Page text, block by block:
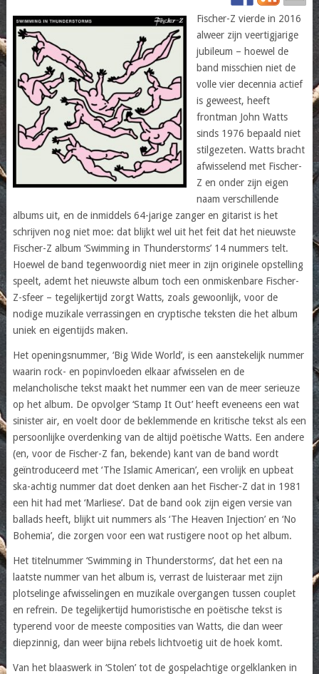
Fischer-Z vierde in 2016
alweer zijn veertigjarige
jubileum – hoewel de
band misschien niet de
volle vier decennia actief
is geweest, heeft
frontman John Watts
sinds 1976 bepaald niet
stilgezeten. Watts bracht
afwisselend met Fischer-
Z en onder zijn eigen
naam verschillende
albums uit, en de inmiddels 64-jarige zanger en gitarist is het
schrijven nog niet moe: dat blijkt wel uit het feit dat het nieuwste
Fischer-Z album ‘Swimming in Thunderstorms’ 14 nummers telt.
Hoewel de band tegenwoordig niet meer in zijn originele opstelling
speelt, ademt het nieuwste album toch een onmiskenbare Fischer-
Z-sfeer – tegelijkertijd zorgt Watts, zoals gewoonlijk, voor de
nodige muzikale verrassingen en cryptische teksten die het album
uniek en eigentijds maken.
Het openingsnummer, ‘Big Wide World’, is een aanstekelijk nummer
waarin rock- en popinvloeden elkaar afwisselen en de
melancholische tekst maakt het nummer een van de meer serieuze
op het album. De opvolger ‘Stamp It Out’ heeft eveneens een wat
sinister air, en voelt door de beklemmende en kritische tekst als een
persoonlijke overdenking van de altijd poëtische Watts. Een andere
(en, voor de Fischer-Z fan, bekende) kant van de band wordt
geïntroduceerd met ‘The Islamic American’, een vrolijk en upbeat
ska-achtig nummer dat doet denken aan het Fischer-Z dat in 1981
een hit had met ‘Marliese’. Dat de band ook zijn eigen versie van
ballads heeft, blijkt uit nummers als ‘The Heaven Injection’ en ‘No
Bohemia’, die zorgen voor een wat rustigere noot op het album.
Het titelnummer ‘Swimming in Thunderstorms’, dat het een na
laatste nummer van het album is, verrast de luisteraar met zijn
plotselinge afwisselingen en muzikale overgangen tussen couplet
en refrein. De tegelijkertijd humoristische en poëtische tekst is
typerend voor de meeste composities van Watts, die dan weer
diepzinnig, dan weer bijna rebels lichtvoetig uit de hoek komt.
Van het blaaswerk in ‘Stolen’ tot de gospelachtige orgelklanken in